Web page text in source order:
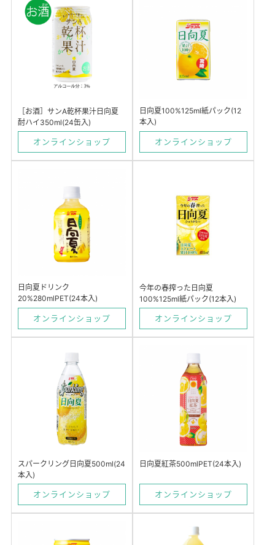
［お酒］サンA乾杯果汁日向夏
酎ハイ350ml(24缶入)
オンラインショップ
日向夏100%125ml紙パック(12
本入)
オンラインショップ
日向夏ドリンク
20%280mlPET(24本入)
オンラインショップ
今年の春搾った日向夏
100%125ml紙パック(12本入)
オンラインショップ
スパークリング日向夏500ml(24
本入)
オンラインショップ
日向夏紅茶500mlPET(24本入)
オンラインショップ